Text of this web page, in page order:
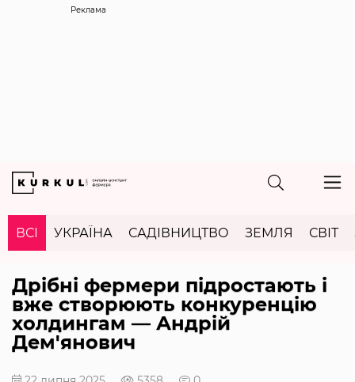
Реклама
ВСІ УКРАЇНА САДІВНИЦТВО ЗЕМЛЯ СВІТ
Дрібні фермери підростають і
вже створюють конкуренцію
холдингам — Андрій
Дем'янович